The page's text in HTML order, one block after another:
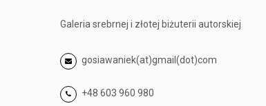
Galeria srebrnej i złotej biżuterii autorskiej
gosiawaniek(at)gmail(dot)com
+48 603 960 980